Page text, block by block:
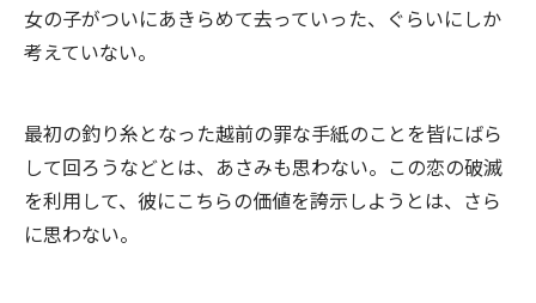
女の子がついにあきらめて去っていった、ぐらいにしか
考えていない。
最初の釣り糸となった越前の罪な手紙のことを皆にばら
して回ろうなどとは、あさみも思わない。この恋の破滅
を利用して、彼にこちらの価値を誇示しようとは、さら
に思わない。